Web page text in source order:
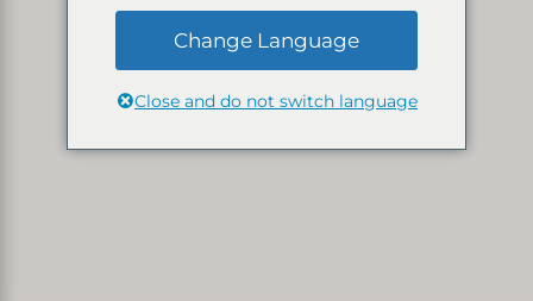
Change Language
Close and do not switch language